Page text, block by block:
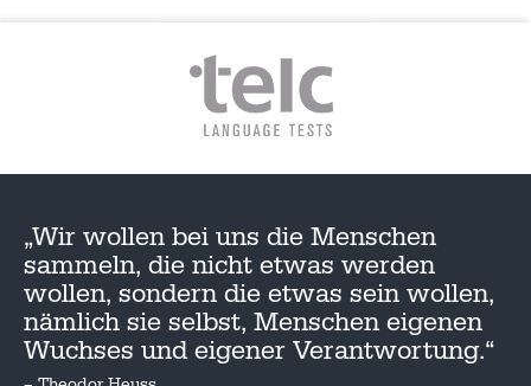
„Wir wollen bei uns die Menschen
sammeln, die nicht etwas werden
wollen, sondern die etwas sein wollen,
nämlich sie selbst, Menschen eigenen
Wuchses und eigener Verantwortung.“